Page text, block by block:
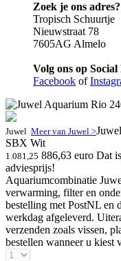
Zoek je ons adres?
Tropisch Schuurtje
Nieuwstraat 78
7605AG Almelo
Volg ons op
Facebook of
Juwel Meer van Juwel >
SBX Wit
1.081,25 886,63 euro Dat
adviesprijs!
Aquariumcombinatie
verwarming, filter en
bestelling met PostNL en
werkdag afgeleverd.
verzenden zoals vissen,
bestellen wanneer u